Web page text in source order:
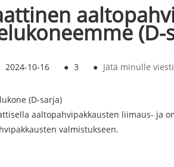
(D-
2024-10-16 ● 3 ● Jätä minulle viesti
(D-sarja)
aaltopahvipakkausten liimaus- ja
valmistukseen.